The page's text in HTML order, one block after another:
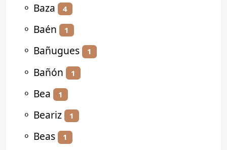
⚬ Baza 4
⚬ Baén 1
⚬ Bañugues 1
⚬ Bañón 1
⚬ Bea 1
⚬ Beariz 1
⚬ Beas 1